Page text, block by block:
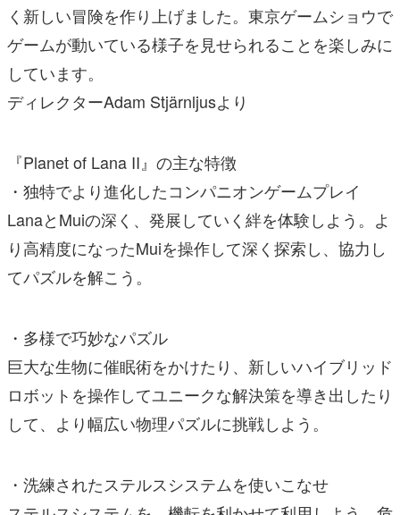
く新しい冒険を作り上げました。東京ゲームショウで
ゲームが動いている様子を見せられることを楽しみに
しています。
ディレクターAdam Stjärnljusより
『Planet of Lana II』の主な特徴
・独特でより進化したコンパニオンゲームプレイ
LanaとMuiの深く、発展していく絆を体験しよう。よ
り高精度になったMuiを操作して深く探索し、協力し
てパズルを解こう。
・多様で巧妙なパズル
巨大な生物に催眠術をかけたり、新しいハイブリッド
ロボットを操作してユニークな解決策を導き出したり
して、より幅広い物理パズルに挑戦しよう。
・洗練されたステルスシステムを使いこなせ